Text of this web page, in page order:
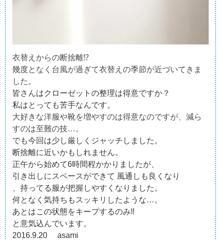
衣替えからの断捨離⁉︎
幾度となく台風が過ぎて衣替えの季節が近づいてきま
した。
皆さんはクローゼットの整理は得意ですか？
私はとっても苦手なんです。
大好きな洋服や靴を増やすのは得意なのですが、減ら
すのは至難の技…。
でも今回は少し厳しくジャッチしました。
断捨離に近いかもしれません。
正午から始めて6時間程かかりましたが、
引き出しにスペースができて 風通しも良くなり
、持ってる服が把握しやすくなりました。
何となく気持ちもスッキリしたような…。
あとはこの状態をキープするのみ‼︎
と意気込んでいます。
2016.9.20 asami